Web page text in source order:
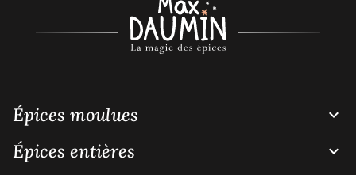
Épices moulues 
Épices entières 